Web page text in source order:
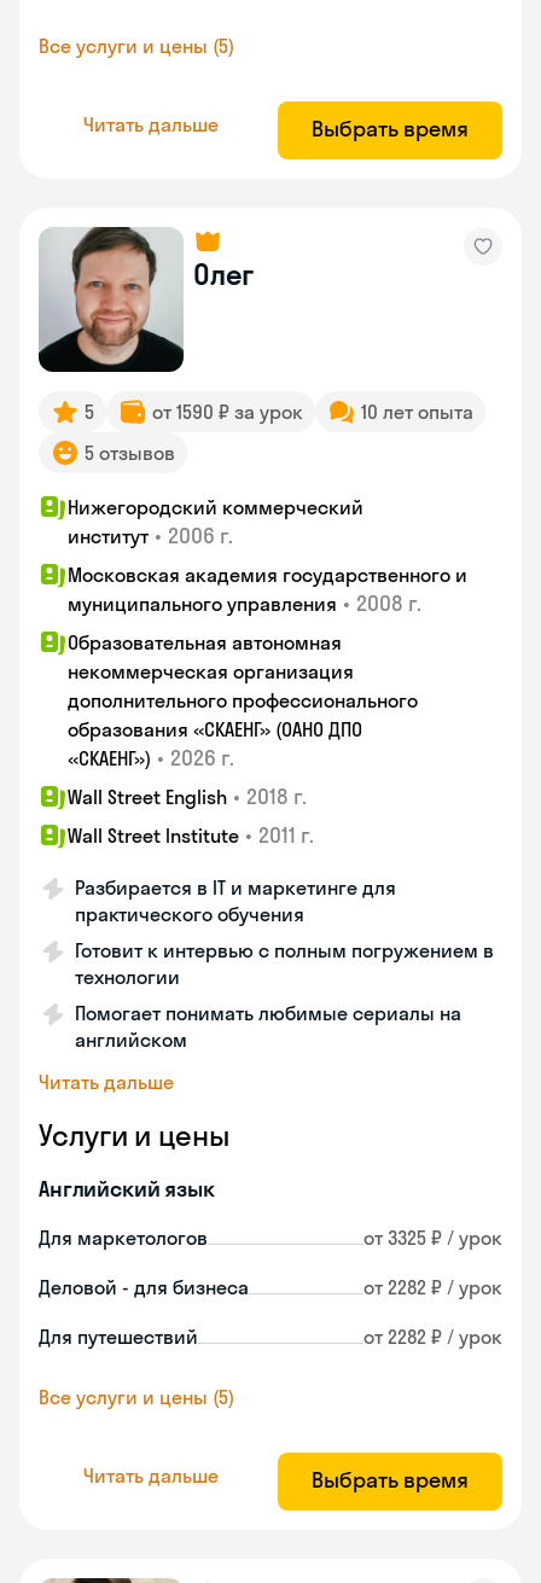
Все услуги и цены (5)
Читать дальше Выбрать время
Олег
5 от 1590 ₽ за урок
10 лет опыта
5 отзывов
Нижегородский коммерческий
институт • 2006 г.
Московская академия государственного и
муниципального управления • 2008 г.
Образовательная автономная
некоммерческая организация
дополнительного профессионального
образования «СКАЕНГ» (ОАНО ДПО
«СКАЕНГ») • 2026 г.
Wall Street English • 2018 г.
Wall Street Institute • 2011 г.
Разбирается в IT и маркетинге для
практического обучения
Готовит к интервью с полным погружением в
технологии
Помогает понимать любимые сериалы на
английском
Читать дальше
Услуги и цены
Английский язык
Для маркетологов от 3325 ₽ / урок
Деловой - для бизнеса от 2282 ₽ / урок
Для путешествий от 2282 ₽ / урок
Все услуги и цены (5)
Читать дальше Выбрать время